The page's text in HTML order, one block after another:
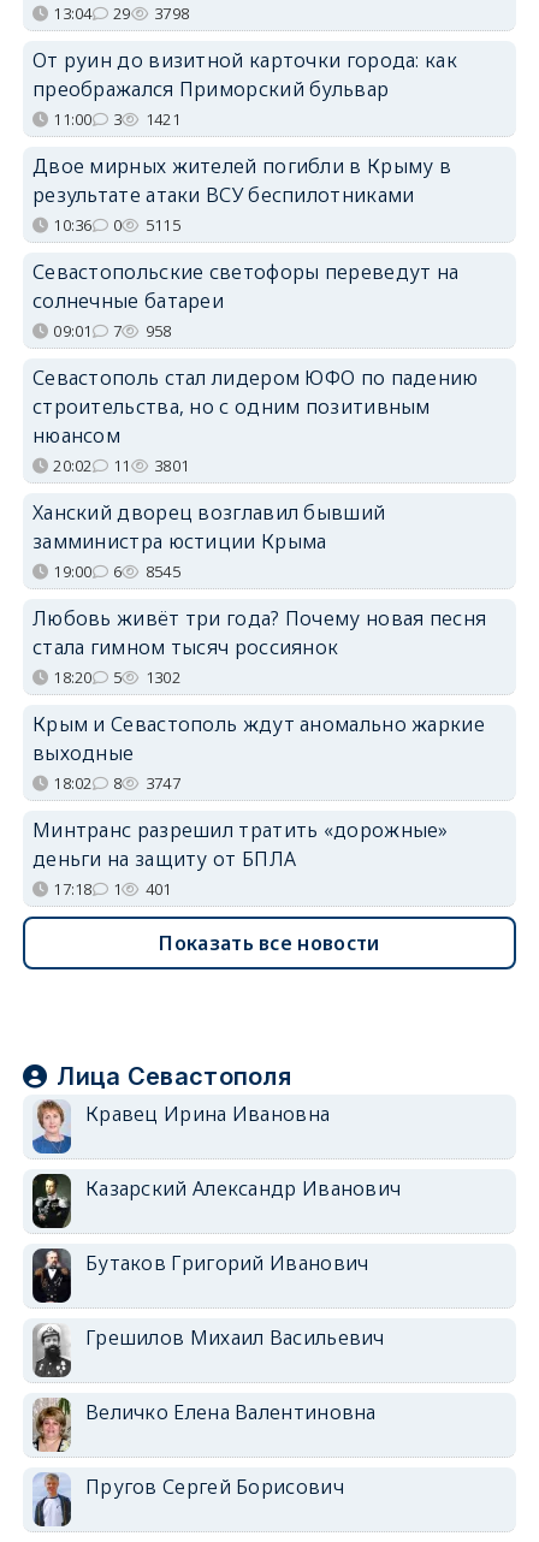
13:04 29 3798
От руин до визитной карточки города: как
преображался Приморский бульвар
11:00 3 1421
Двое мирных жителей погибли в Крыму в
результате атаки ВСУ беспилотниками
10:36 0 5115
Севастопольские светофоры переведут на
солнечные батареи
09:01 7 958
Севастополь стал лидером ЮФО по падению
строительства, но с одним позитивным
нюансом
20:02 11 3801
Ханский дворец возглавил бывший
замминистра юстиции Крыма
19:00 6 8545
Любовь живёт три года? Почему новая песня
стала гимном тысяч россиянок
18:20 5 1302
Крым и Севастополь ждут аномально жаркие
выходные
18:02 8 3747
Минтранс разрешил тратить «дорожные»
деньги на защиту от БПЛА
17:18 1 401
Показать все новости
Лица Севастополя
Кравец Ирина Ивановна
Казарский Александр Иванович
Бутаков Григорий Иванович
Грешилов Михаил Васильевич
Величко Елена Валентиновна
Пругов Сергей Борисович